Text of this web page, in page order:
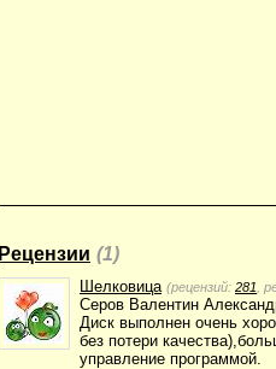
Рецензии (1)
Шелковица (рецензий: 281 ,
Серов Валентин
Диск выполнен очень
без потери
управление программой.